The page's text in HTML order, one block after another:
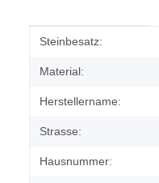
Produkteigenschaft
Wert
Steinbesatz:
Material:
Herstellername:
Strasse:
Hausnummer: